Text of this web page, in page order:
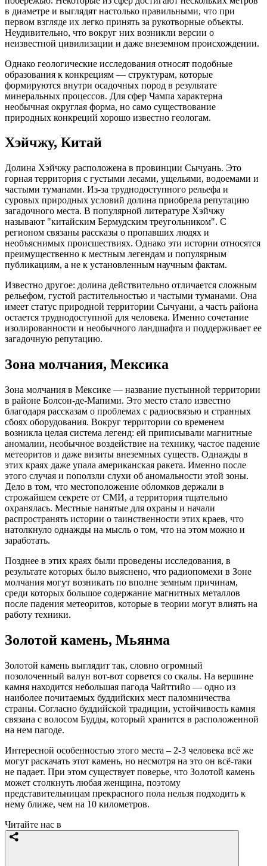
в диаметре и выглядят настолько правильными, что при
первом взгляде их легко принять за рукотворные объекты.
Неудивительно, что вокруг них возникли версии о
неизвестной цивилизации и даже внеземном происхождении.
Однако геологические исследования относят подобные
образования к конкрециям — структурам, которые
формируются внутри осадочных пород в результате
минеральных процессов. Для сфер Чампа характерна
необычная округлая форма, но само существование
природных конкреций хорошо известно геологам.
Хэйчжу, Китай
Долина Хэйчжу расположена в провинции Сычуань. Это
горная территория с густыми лесами, ущельями, водоемами и
частыми туманами. Из-за труднодоступного рельефа и
суровых природных условий долина приобрела репутацию
загадочного места. В популярной литературе Хэйчжу
называют "китайским Бермудским треугольником". С
регионом связаны рассказы о пропавших людях и
необъяснимых происшествиях. Однако эти истории относятся
преимущественно к местным легендам и популярным
публикациям, а не к установленным научным фактам.
Известно другое: долина действительно отличается сложным
рельефом, густой растительностью и частыми туманами. Она
имеет статус природной территории Сычуани, а часть района
остается труднодоступной для человека. Именно сочетание
изолированности и необычного ландшафта и поддерживает ее
загадочную репутацию.
Зона молчания, Мексика
Зона молчания в Мексике — название пустынной территории
в районе Болсон-де-Мапими. Это место стало известно
благодаря рассказам о проблемах с радиосвязью и странных
сбоях оборудования. Вокруг территории со временем
возникла целая система легенд: ей приписывали магнитные
аномалии, необычное воздействие на технику, частое падение
метеоритов и даже визиты внеземных существ. Однажды в
этих краях даже упала американская ракета. Именно после
этого случая и поползли слухи об аномальности этой зоны.
Дело в том, что местоположение обломков держали в
строжайшем секрете от СМИ, а территория тщательно
охранялась. Местные нанятые для охраны и начали
распространять истории о таинственности этих краев, что
натолкнуло однажды на мысль о том, что на этом можно и
заработать.
Позднее в этих краях были проведены исследования, в
результате которых было выяснено, что радиопомехи в Зоне
молчания могут возникать по вполне земным причинам,
среди которых большое содержание магнитных металлов
после падения метеоритов, которые в теории могут влиять на
работу техники.
Золотой камень, Мьянма
Золотой камень выглядит так, словно огромный
позолоченный валун вот-вот сорвется со скалы. На вершине
камня находится небольшая пагода Чайттийо — одно из
наиболее почитаемых буддийских мест паломничества
страны. Согласно буддийской традиции, устойчивость камня
связана с волосом Будды, который хранится в расположенной
на нем пагоде.
Интересной особенностью этого места – 2-3 человека всё же
могут раскачать этот камень, но несмотря на это он всё-таки
не падает. При этом существует поверье, что Золотой камень
может столкнуть любая женщина, поэтому
представительницам прекрасного пола нельзя подходить к
нему ближе, чем на 10 километров.
Читайте нас в